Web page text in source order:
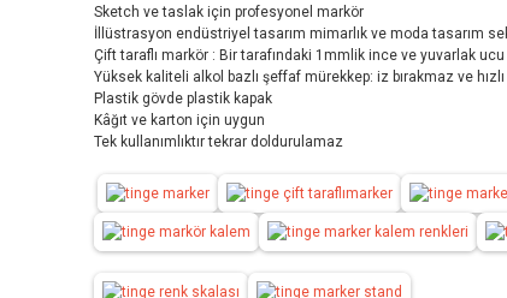
Sketch ve taslak için profesyonel markör
İllüstrasyon endüstriyel tasarım mimarlık ve moda tasarım
Çift taraflı markör : Bir tarafındaki 1mmlik ince ve yuvarlak
Yüksek kaliteli alkol bazlı şeffaf mürekkep: iz bırakmaz ve
Plastik gövde plastik kapak
Kâğıt ve karton için uygun
Tek kullanımlıktır tekrar doldurulamaz